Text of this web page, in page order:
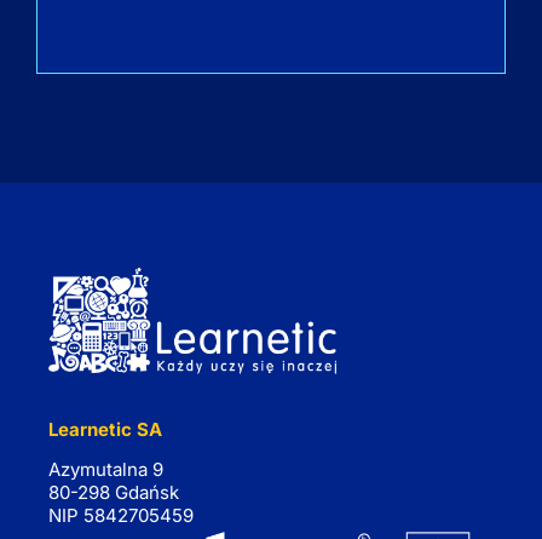
Learnetic SA
Azymutalna 9
80-298 Gdańsk
NIP 5842705459